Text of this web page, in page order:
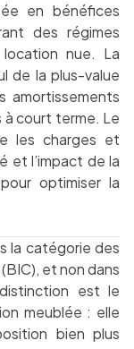
en bénéfices
des régimes
nue. La
de la plus-value
amortissements
court terme. Le
les charges et
et l’impact de la
optimiser la
la catégorie des
et non dans
est le
meublée : elle
bien plus